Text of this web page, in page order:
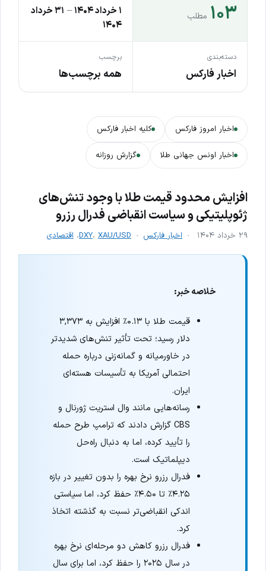
۱۰۳ مطلب ۱ خرداد ۱۴۰۴ –
۳۱ خرداد
۱۴۰۴
دسته‌بندی
اخبار فارکس
برچسب
همه برچسب‌ها
اخبار امروز فارکس کلیه اخبار فارکس
اخبار اونس جهانی طلا گزارش روزانه
افزایش محدود قیمت طلا با وجود تنش‌های
ژئوپلیتیکی و سیاست انقباضی فدرال رزرو
۲۹ خرداد ۱۴۰۴ اخبار فارکس DXY، XAU/USD ، اقتصادی
خلاصه خبر:
قیمت طلا با ۰.۱۳٪ افزایش به ۳,۳۷۳
دلار رسید؛ تحت تأثیر تنش‌های شدیدتر
در خاورمیانه و گمانه‌زنی درباره حمله
احتمالی آمریکا به تأسیسات هسته‌ای
ایران.
رسانه‌هایی مانند وال استریت ژورنال و
CBS گزارش دادند که ترامپ طرح حمله
را تأیید کرده، اما به دنبال راه‌حل
دیپلماتیک است.
فدرال رزرو نرخ بهره را بدون تغییر در بازه
۴.۲۵٪ تا ۴.۵۰٪ حفظ کرد، اما سیاستی
اندکی انقباضی‌تر نسبت به گذشته اتخاذ
کرد.
فدرال رزرو کاهش دو مرحله‌ای نرخ بهره
در سال ۲۰۲۵ را حفظ کرد، اما برای سال